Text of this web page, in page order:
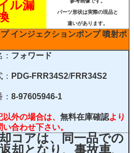
ル漏
パーツ形状は実際の現品と
違いがあります。
インジェクションポンプ 噴射ポ
フォワード
PDG-FRR34S2/FRR34S2
8-97605946-1
以外の場合は、 無料在庫確認より
い合わせ下さい。
コアは、同一品での
却となり、事故車、